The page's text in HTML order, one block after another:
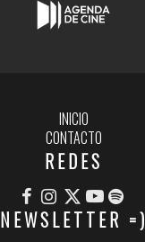
INICIO
CONTACTO
REDES
NEWSLETTER =)